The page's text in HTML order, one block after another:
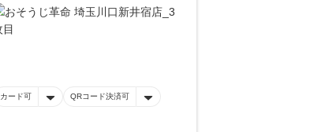
カード可 QRコード決済可